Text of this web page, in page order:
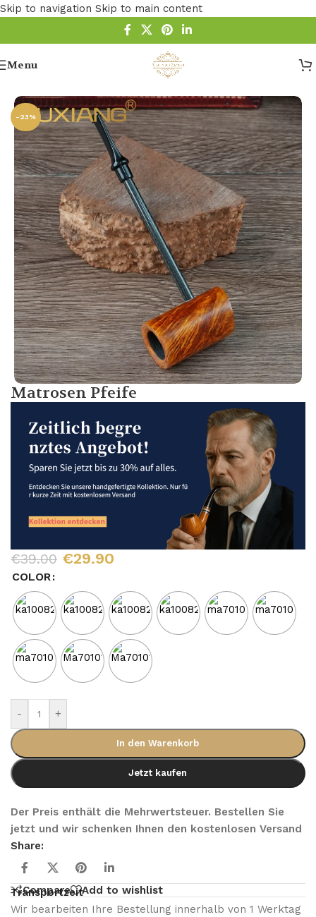
Skip to navigation Skip to main content
Menu
/Bruyere Pfeifen
-23%
Matrosen Pfeife
€39.00 €29.90
COLOR
- +
In den Warenkorb
Jetzt kaufen
Der Preis enthält die Mehrwertsteuer. Bestellen Sie
jetzt und wir schenken Ihnen den kostenlosen Versand
Share:
Compare Add to wishlist
Transportzeit
Wir bearbeiten Ihre Bestellung innerhalb von 1 Werktag